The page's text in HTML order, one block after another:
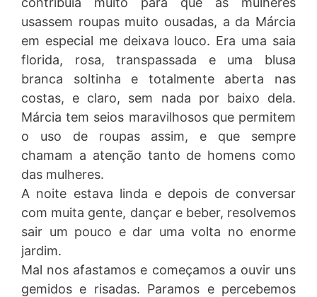
usassem roupas muito ousadas, a da Márcia
em especial me deixava louco. Era uma saia
florida, rosa, transpassada e uma blusa
branca soltinha e totalmente aberta nas
costas, e claro, sem nada por baixo dela.
Márcia tem seios maravilhosos que permitem
o uso de roupas assim, e que sempre
chamam a atenção tanto de homens como
das mulheres.
A noite estava linda e depois de conversar
com muita gente, dançar e beber, resolvemos
sair um pouco e dar uma volta no enorme
jardim.
Mal nos afastamos e começamos a ouvir uns
gemidos e risadas. Paramos e percebemos